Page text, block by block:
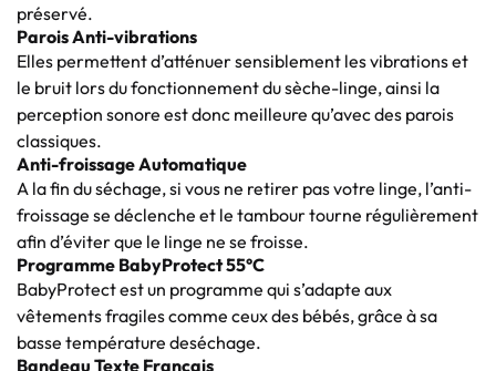
préservé.
Parois Anti-vibrations
Elles permettent d’atténuer sensiblement les vibrations et
le bruit lors du fonctionnement du sèche-linge, ainsi la
perception sonore est donc meilleure qu’avec des parois
classiques.
Anti-froissage Automatique
A la fin du séchage, si vous ne retirer pas votre linge, l’anti-
froissage se déclenche et le tambour tourne régulièrement
afin d’éviter que le linge ne se froisse.
Programme BabyProtect 55°C
BabyProtect est un programme qui s’adapte aux
vêtements fragiles comme ceux des bébés, grâce à sa
basse température deséchage.
Bandeau Texte Français